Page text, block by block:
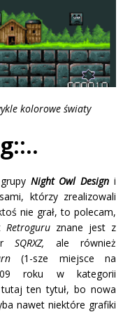
kolorowe światy
Night Owl Design i
którzy zrealizowali
nie grał, to polecam,
Retroguru znane jest z
SQRXZ, ale również
(1-sze miejsce na
roku w kategorii
ten tytuł, bo nowa
nawet niektóre grafiki